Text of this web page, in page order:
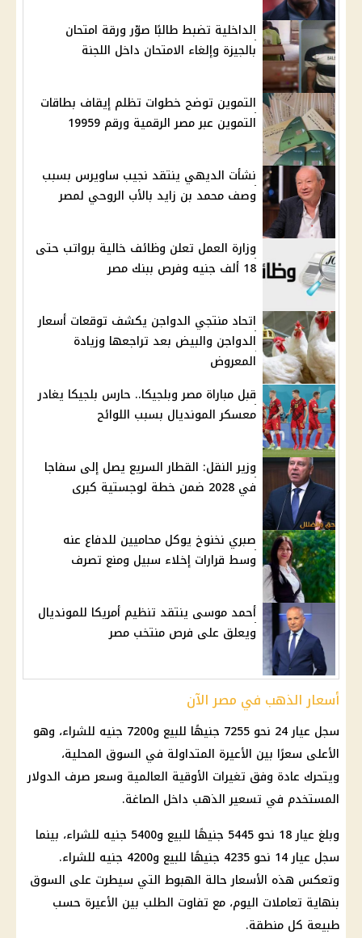
الداخلية تضبط طالبًا صوّر ورقة امتحان
بالجيزة وإلغاء الامتحان داخل اللجنة
التموين توضح خطوات تظلم إيقاف بطاقات
التموين عبر مصر الرقمية ورقم 19959
نشأت الديهي ينتقد نجيب ساويرس بسبب
وصف محمد بن زايد بالأب الروحي لمصر
وزارة العمل تعلن وظائف خالية برواتب حتى
18 ألف جنيه وفرص ببنك مصر
اتحاد منتجي الدواجن يكشف توقعات أسعار
الدواجن والبيض بعد تراجعها وزيادة
المعروض
قبل مباراة مصر وبلجيكا.. حارس بلجيكا يغادر
معسكر المونديال بسبب اللوائح
وزير النقل: القطار السريع يصل إلى سفاجا
في 2028 ضمن خطة لوجستية كبرى
صبري نخنوخ يوكل محاميين للدفاع عنه
وسط قرارات إخلاء سبيل ومنع تصرف
أحمد موسى ينتقد تنظيم أمريكا للمونديال
ويعلق على فرص منتخب مصر
أسعار الذهب في مصر الآن
سجل عيار 24 نحو 7255 جنيهًا للبيع و7200 جنيه للشراء، وهو
الأعلى سعرًا بين الأعيرة المتداولة في السوق المحلية،
ويتحرك عادة وفق تغيرات الأوقية العالمية وسعر صرف الدولار
المستخدم في تسعير الذهب داخل الصاغة.
وبلغ عيار 18 نحو 5445 جنيهًا للبيع و5400 جنيه للشراء، بينما
سجل عيار 14 نحو 4235 جنيهًا للبيع و4200 جنيه للشراء.
وتعكس هذه الأسعار حالة الهبوط التي سيطرت على السوق
بنهاية تعاملات اليوم، مع تفاوت الطلب بين الأعيرة حسب
طبيعة كل منطقة.